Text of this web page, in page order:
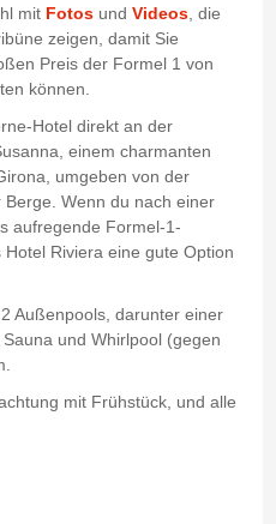
mit Fotosund Videos, die
zeigen, damit Sie
Preis der Formel 1 von
können.
Hotel direkt an der
einem charmanten
umgeben von der
Wenn du nach einer
aufregende Formel-1-
Riviera eine gute Option
Außenpools, darunter einer
und Whirlpool (gegen
mit Frühstück, und alle